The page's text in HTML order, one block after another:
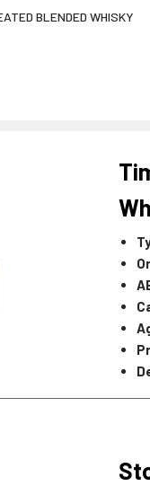
BLENDED WHISKY